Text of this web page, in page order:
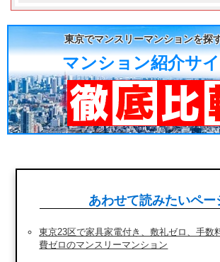
東京でマンスリーマンションを探
マンション紹介サ
あわせて読みたいペー
東京23区で家具家電付き、敷礼ゼロ、手数
費ゼロのマンスリーマンション